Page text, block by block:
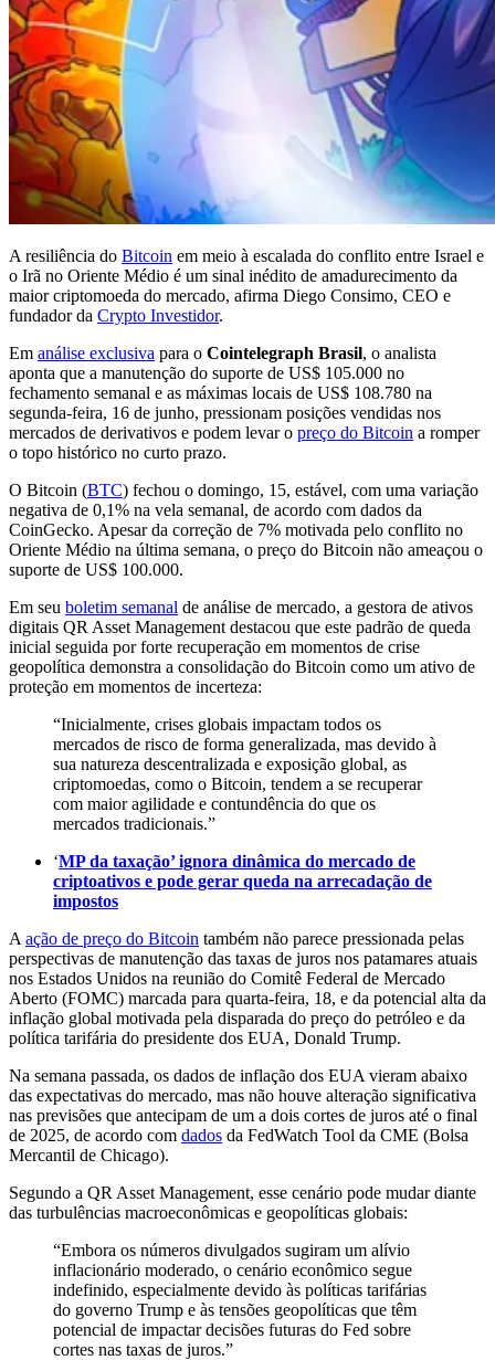
A resiliência do Bitcoin em meio à escalada do conflito entre Israel e
o Irã no Oriente Médio é um sinal inédito de amadurecimento da
maior criptomoeda do mercado, afirma Diego Consimo, CEO e
fundador da Crypto Investidor.
Em análise exclusiva para o Cointelegraph Brasil, o analista
aponta que a manutenção do suporte de US$ 105.000 no
fechamento semanal e as máximas locais de US$ 108.780 na
segunda-feira, 16 de junho, pressionam posições vendidas nos
mercados de derivativos e podem levar o preço do Bitcoin a romper
o topo histórico no curto prazo.
O Bitcoin (BTC) fechou o domingo, 15, estável, com uma variação
negativa de 0,1% na vela semanal, de acordo com dados da
CoinGecko. Apesar da correção de 7% motivada pelo conflito no
Oriente Médio na última semana, o preço do Bitcoin não ameaçou o
suporte de US$ 100.000.
Em seu boletim semanal de análise de mercado, a gestora de ativos
digitais QR Asset Management destacou que este padrão de queda
inicial seguida por forte recuperação em momentos de crise
geopolítica demonstra a consolidação do Bitcoin como um ativo de
proteção em momentos de incerteza:
“Inicialmente, crises globais impactam todos os
mercados de risco de forma generalizada, mas devido à
sua natureza descentralizada e exposição global, as
criptomoedas, como o Bitcoin, tendem a se recuperar
com maior agilidade e contundência do que os
mercados tradicionais.”
‘MP da taxação’ ignora dinâmica do mercado de
criptoativos e pode gerar queda na arrecadação de
impostos
A ação de preço do Bitcoin também não parece pressionada pelas
perspectivas de manutenção das taxas de juros nos patamares atuais
nos Estados Unidos na reunião do Comitê Federal de Mercado
Aberto (FOMC) marcada para quarta-feira, 18, e da potencial alta da
inflação global motivada pela disparada do preço do petróleo e da
política tarifária do presidente dos EUA, Donald Trump.
Na semana passada, os dados de inflação dos EUA vieram abaixo
das expectativas do mercado, mas não houve alteração significativa
nas previsões que antecipam de um a dois cortes de juros até o final
de 2025, de acordo com dados da FedWatch Tool da CME (Bolsa
Mercantil de Chicago).
Segundo a QR Asset Management, esse cenário pode mudar diante
das turbulências macroeconômicas e geopolíticas globais:
“Embora os números divulgados sugiram um alívio
inflacionário moderado, o cenário econômico segue
indefinido, especialmente devido às políticas tarifárias
do governo Trump e às tensões geopolíticas que têm
potencial de impactar decisões futuras do Fed sobre
cortes nas taxas de juros.”